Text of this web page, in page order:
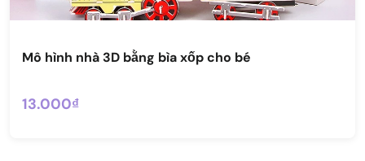
Mô hình nhà 3D bằng bìa xốp cho bé
13.000₫